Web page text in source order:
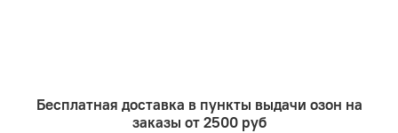
Бесплатная доставка в пункты выдачи озон на
заказы от 2500 руб